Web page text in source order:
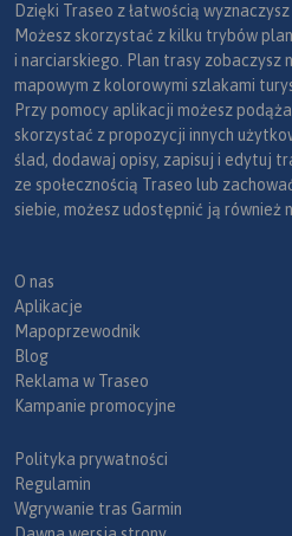
Dzięki Traseo z łatwością
Możesz skorzystać z kilku trybów
i narciarskiego. Plan trasy zobaczysz
mapowym z kolorowymi szlakami
Przy pomocy aplikacji możesz
skorzystać z propozycji innych
ślad, dodawaj opisy, zapisuj i edytuj
ze społecznością Traseo lub
siebie, możesz udostępnić ją również
O nas
Aplikacje
Mapoprzewodnik
Blog
Reklama w Traseo
Kampanie promocyjne
Polityka prywatności
Regulamin
Wgrywanie tras Garmin